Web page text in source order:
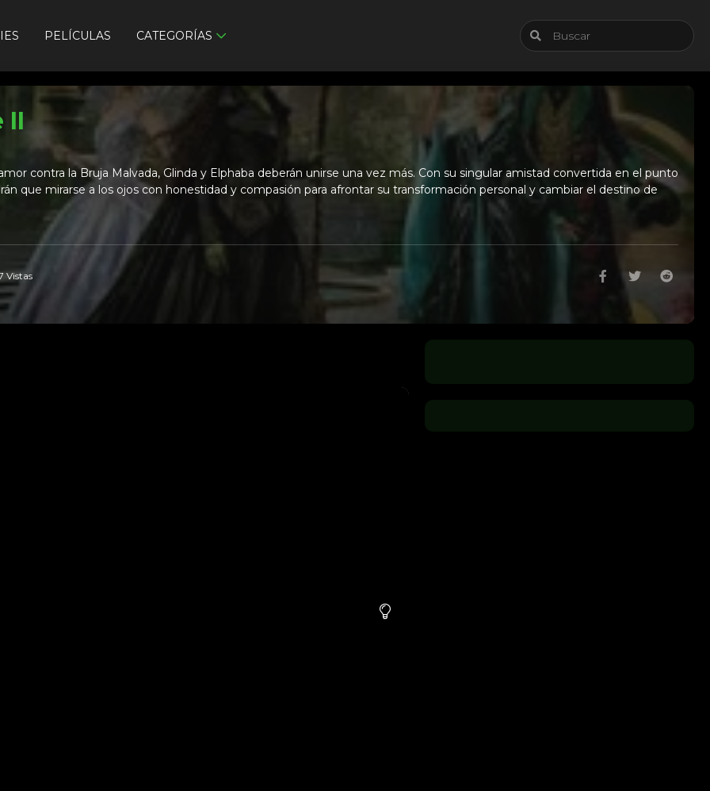
PELÍCULAS CATEGORÍAS
II
contra la Bruja Malvada, Glinda y Elphaba deberán unirse una vez más. Con su singular amistad convertida en el punto
que mirarse a los ojos con honestidad y compasión para afrontar su transformación personal y cambiar el destino de
Vistas